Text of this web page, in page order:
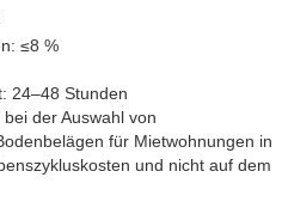
≤8 %
24–48 Stunden
der Auswahl von
für Mietwohnungen in
und nicht auf dem